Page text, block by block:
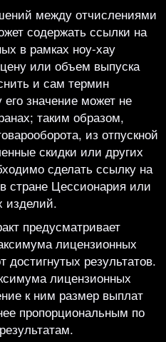
между отчислениями
содержать ссылки на
в рамках ноу-хау
или объем выпуска
и сам термин
его значение может не
таким образом,
из отпускной
скидки или других
сделать ссылку на
стране Цессионария или
изделий.
предусматривает
лицензионных
результатов.
лицензионных
к ним размер выплат
пропорциональным по